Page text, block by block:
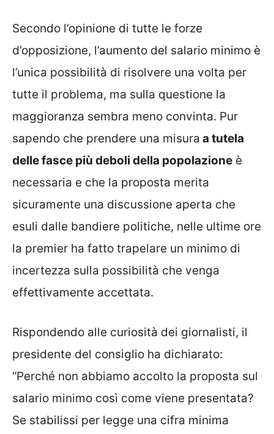
Secondo l’opinione di tutte le forze
d’opposizione, l’aumento del salario minimo è
l’unica possibilità di risolvere una volta per
tutte il problema, ma sulla questione la
maggioranza sembra meno convinta. Pur
sapendo che prendere una misura a tutela
delle fasce più deboli della popolazione è
necessaria e che la proposta merita
sicuramente una discussione aperta che
esuli dalle bandiere politiche, nelle ultime ore
la premier ha fatto trapelare un minimo di
incertezza sulla possibilità che venga
effettivamente accettata.
Rispondendo alle curiosità dei giornalisti, il
presidente del consiglio ha dichiarato:
“Perché non abbiamo accolto la proposta sul
salario minimo così come viene presentata?
Se stabilissi per legge una cifra minima